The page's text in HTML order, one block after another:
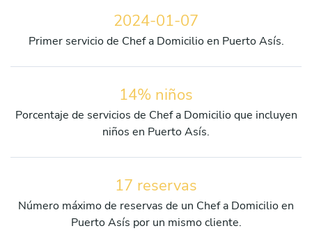
2024-01-07
Primer servicio de Chef a Domicilio en Puerto Asís.
14% niños
Porcentaje de servicios de Chef a Domicilio que incluyen
niños en Puerto Asís.
17 reservas
Número máximo de reservas de un Chef a Domicilio en
Puerto Asís por un mismo cliente.